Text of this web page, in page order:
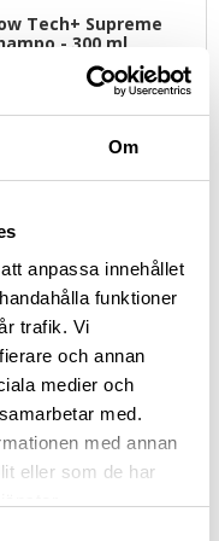
Om
anpassa innehållet
funktioner
trafik. Vi
och annan
medier och
med.
med annan
eller som de har
Tech+ Supreme
- 300 ml
Extra djuprengörande, skonsamt och återfuktande
kr